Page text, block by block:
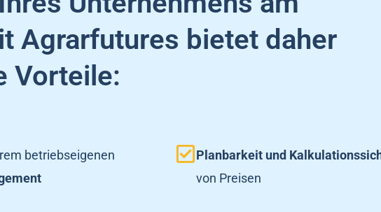
Agrarfutures bietet daher
Vorteile:
betriebseigenen
Planbarkeit und
von Preisen